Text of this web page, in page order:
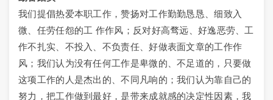
我们提倡热爱本职工作，赞扬对工作勤勤恳恳、细致入
微、任劳任怨的工 作作风；反对好高骛远、好逸恶劳、工
作不扎实、不投入、不负责任、好做表面文章的工作作
风；我们认为没有任何工作是卑微的、不足道的，只要做
这项工作的人是杰出的、不同凡响的；我们认为靠自己的
努力，把工作做到最好，是带来成就感的决定性因素，我